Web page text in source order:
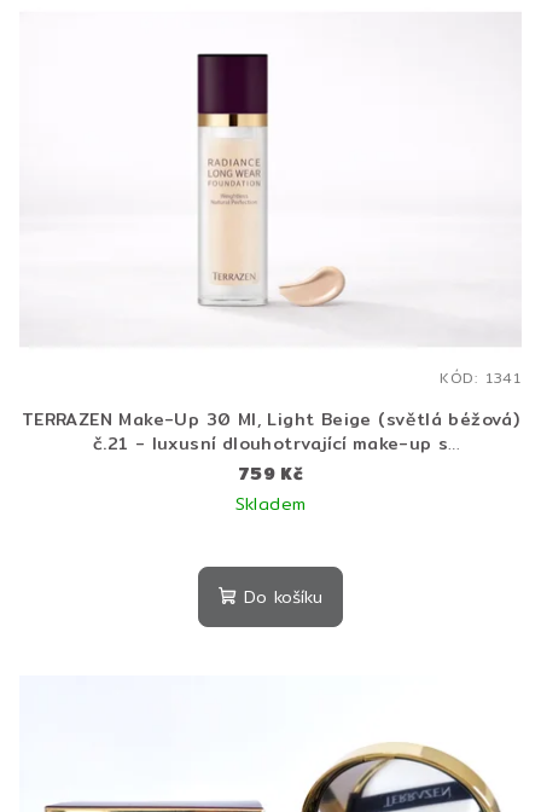
TERRAZEN Make-Up 30 Ml, Light Beige (světlá béžová)
č.21 - luxusní dlouhotrvající make-up s
protivráskovým účinkem
759 Kč
Skladem
Do košíku
KÓD: 1341